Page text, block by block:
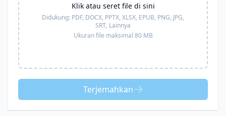
Klik atau seret file di sini
Didukung: PDF, DOCX, PPTX, XLSX, EPUB, PNG, JPG,
SRT, Lainnya
Ukuran file maksimal 80 MB
Terjemahkan